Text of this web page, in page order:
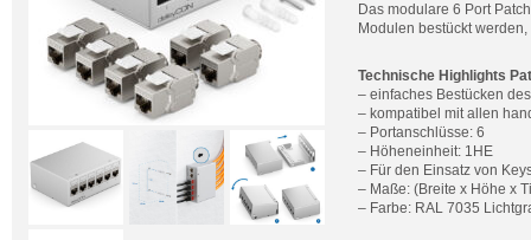
Das modulare 6 Port
Modulen bestückt
Technische Highlights
– einfaches Bestücken
– kompatibel mit allen
– Portanschlüsse: 6
– Höheneinheit: 1HE
– Für den Einsatz von
– Maße: (Breite x Höhe x
– Farbe: RAL 7035